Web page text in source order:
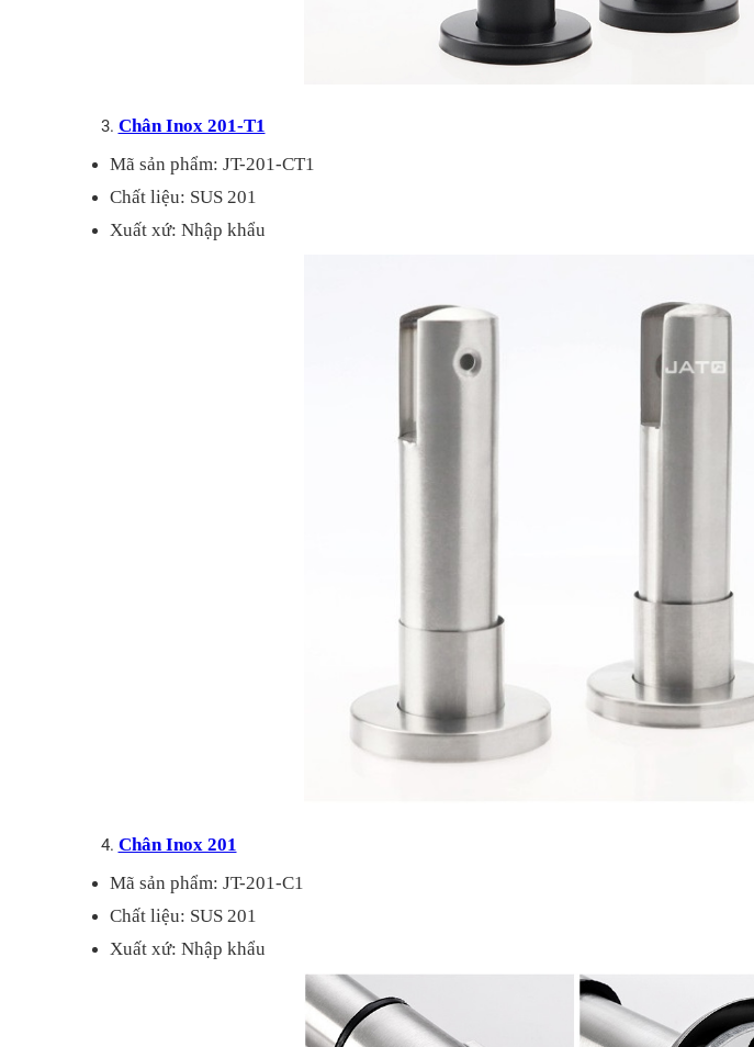
Chân Inox 201-T1
Mã sản phẩm: JT-201-CT1
Chất liệu: SUS 201
Xuất xứ: Nhập khẩu
Chân Inox 201
Mã sản phẩm: JT-201-C1
Chất liệu: SUS 201
Xuất xứ: Nhập khẩu